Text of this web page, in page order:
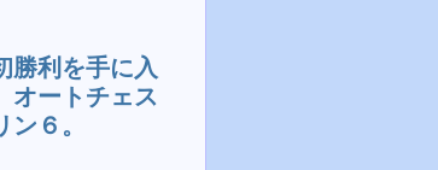
勝利を手に入
オートチェス
６。